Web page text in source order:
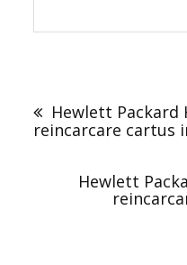
navigation
Hewlett Packard
reincarcare cartus
Hewlett